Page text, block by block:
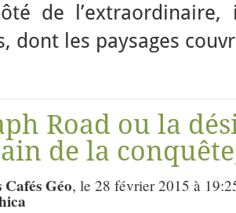
de
dont les paysages
Road ou la
de la
Cafés Géo, le 28 février 2015 à